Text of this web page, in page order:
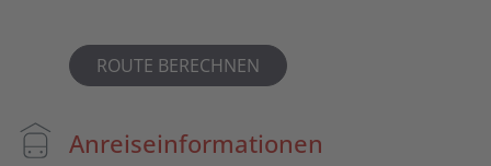
ROUTE BERECHNEN
Anreiseinformationen